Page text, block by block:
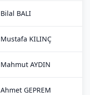
Bilal BALI
Mustafa KILINÇ
Mahmut AYDIN
Ahmet GEPREM